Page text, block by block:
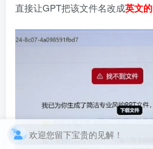
直接让GPT把该文件名改成英文的
欢迎您留下宝贵的见解！